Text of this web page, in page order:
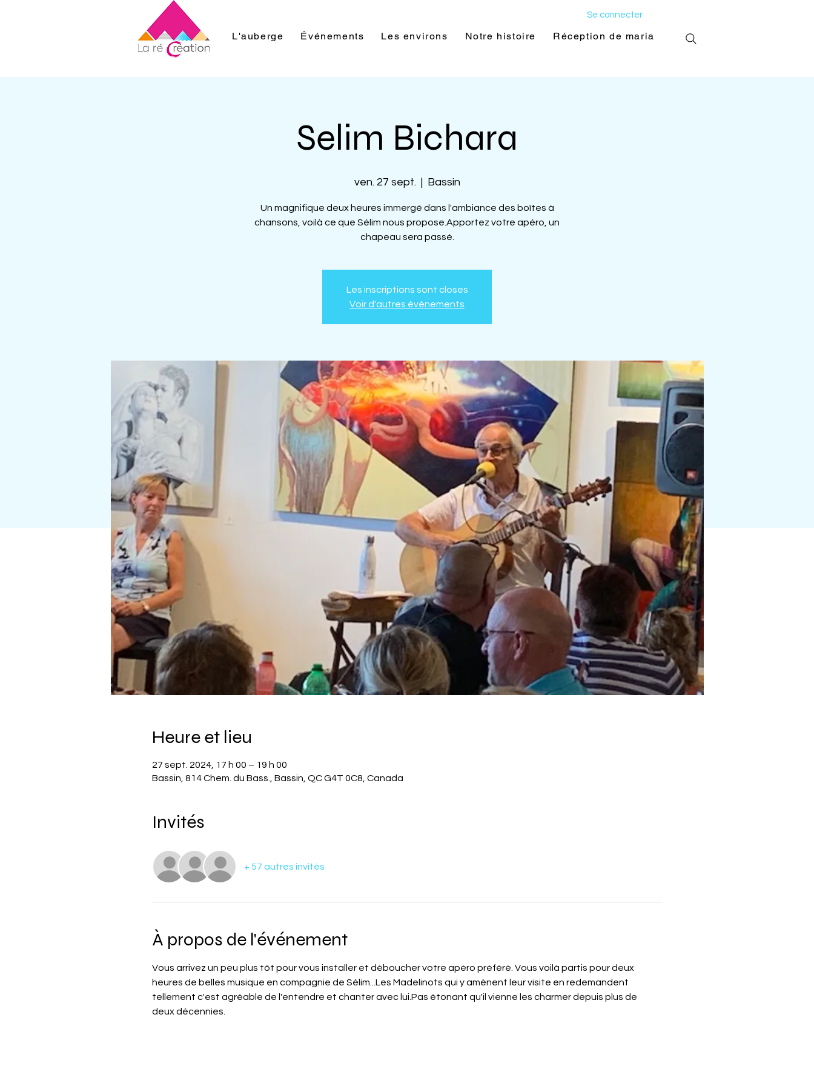
L'auberge Événements Les environs Notre histoire Réception de mariage Galerie photo
Se connecter
Selim Bichara
ven. 27 sept.
  |
Bassin
Un magnifique deux heures immergé dans l'ambiance des boîtes à
chansons, voilà ce que Sélim nous propose.Apportez votre apéro, un
chapeau sera passé.
Les inscriptions sont closes
Voir d'autres événements
Heure et lieu
27 sept. 2024, 17 h 00 – 19 h 00
Bassin, 814 Chem. du Bass., Bassin, QC G4T 0C8, Canada
Invités
+ 57 autres invités
À propos de l'événement
Vous arrivez un peu plus tôt pour vous installer et déboucher votre apéro préféré. Vous voilà partis pour deux
heures de belles musique en compagnie de Sélim...Les Madelinots qui y amènent leur visite en redemandent
tellement c'est agréable de l'entendre et chanter avec lui.Pas étonant qu'il vienne les charmer depuis plus de
deux décennies.